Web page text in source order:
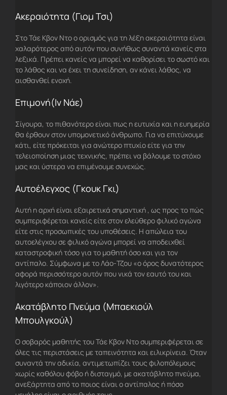
Ακεραιότητα (Γιομ Τσι)
Στο Τάε Κβον Ντο ο ορισμός για τη λέξη ακεραιότητα είναι
χαλαρότερος από αυτόν που συνήθως συναντά κανείς στα
λεξικά. Πρέπει κανείς να μπορεί να καθορίσει το σωστό και
το λάθος και να έχει τη συνείδηση, αν κάνει λάθος, να
αισθανθεί ενοχή.
Επιμονή(Ιν Νάε)
Σίγουρα, το πιθανότερο είναι πως η ευτυχία και η ευημερία
θα έρθουν στον υπομονετικό άνθρωπο. Για να επιτύχουμε
κάτι, είτε πρόκειται για ανώτερο πτυχίο είτε για την
τελειοποίηση μιας τεχνικής, πρέπει να βάλουμε το στόχο
μας και ύστερα να επιμένουμε συνεχώς.
Αυτοέλεγχος (Γκουκ Γκι)
Αυτή η αρχή είναι εξαιρετικά σημαντική , ως προς το πώς
συμπεριφέρεται κανείς είτε στον ελεύθερο φιλικό αγώνα
είτε στις προσωπικές του υποθέσεις. Η απώλεια του
αυτοελέγχου σε φιλικό αγώνα μπορεί να αποδειχθεί
καταστροφική τόσο για το μαθητή όσο και για τον
αντίπαλο. Σύμφωνα με το Λάο-Τζου «ο όρος δυνατότερος
αφορά περισσότερο αυτόν που νικά τον εαυτό του και
λιγότερο κάποιον άλλον».
Ακατάβλητο Πνεύμα (Μπαεκιούλ
Μπουλγκούλ)
Ο σοβαρός μαθητής του Τάε Κβον Ντο συμπεριφέρεται σε
όλες τις περιστάσεις με ταπεινότητα και ειλικρίνεια. Όταν
συναντά την αδικία, αντιμετωπίζει τους φιλοπόλεμους
χωρίς καθόλου φόβο ή δισταγμό, με ακατάβλητο πνεύμα,
ανεξάρτητα από το ποιος είναι ο αντίπαλος ή πόσο